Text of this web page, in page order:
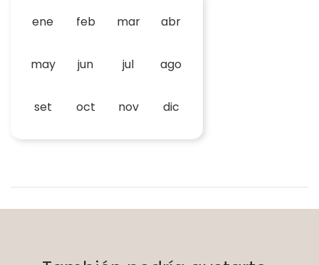
ene feb mar abr
may jun jul ago
set oct nov dic